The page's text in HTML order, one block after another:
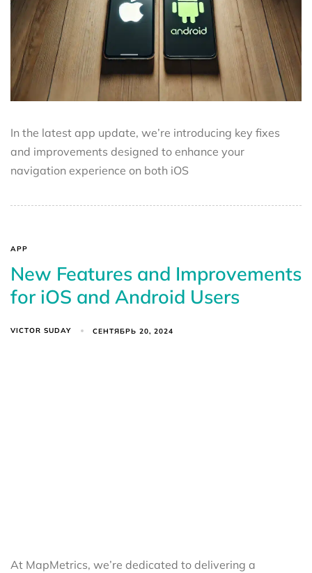
In the latest app update, we’re introducing key fixes
and improvements designed to enhance your
navigation experience on both iOS
APP
New Features and Improvements
for iOS and Android Users
VICTOR SUDAY СЕНТЯБРЬ 20, 2024
At MapMetrics, we’re dedicated to delivering a